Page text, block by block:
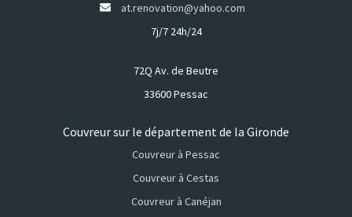
at.renovation@yahoo.com
7j/7 24h/24
72Q Av. de Beutre
33600 Pessac
Couvreur sur le département de la Gironde
Couvreur à Pessac
Couvreur à Cestas
Couvreur à Canéjan